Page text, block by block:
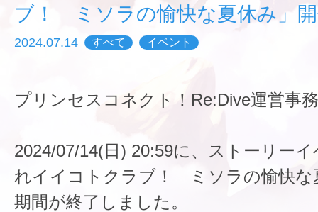
ブ！ ミソラの愉快な夏休み」
2024.07.14 すべて イベント
プリンセスコネクト！Re:Dive運営事
2024/07/14(日) 20:59に、ストーリー
れイイコトクラブ！ ミソラの愉快な
期間が終了しました。